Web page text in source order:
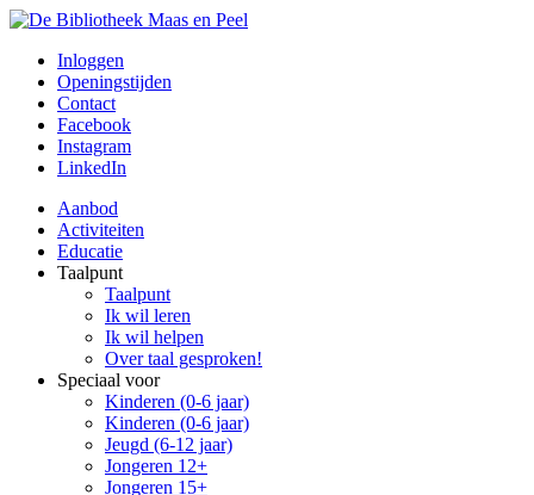
Inloggen
Openingstijden
Contact
Facebook
Instagram
LinkedIn
Aanbod
Activiteiten
Educatie
Taalpunt
Taalpunt
Ik wil leren
Ik wil helpen
Over taal gesproken!
Speciaal voor
Kinderen (0-6 jaar)
Kinderen (0-6 jaar)
Jeugd (6-12 jaar)
Jongeren 12+
Jongeren 15+